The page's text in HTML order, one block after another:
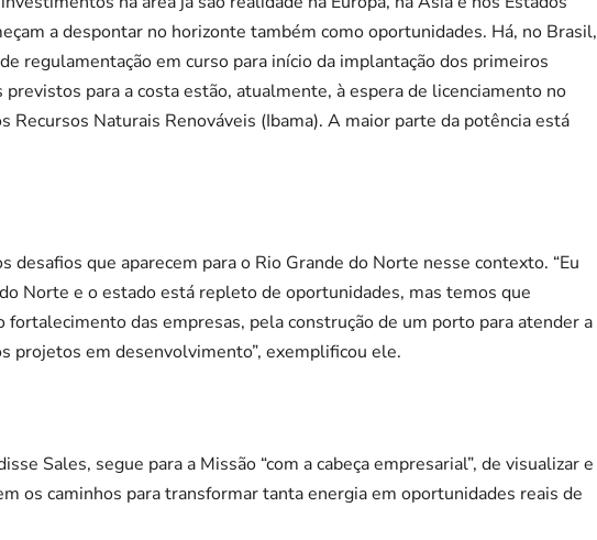
a despontar no horizonte também como oportunidades. Há, no Brasil,
regulamentação em curso para início da implantação dos primeiros
para a costa estão, atualmente, à espera de licenciamento no
Naturais Renováveis (Ibama). A maior parte da potência está
desafios que aparecem para o Rio Grande do Norte nesse contexto. “Eu
Norte e o estado está repleto de oportunidades, mas temos que
das empresas, pela construção de um porto para atender a
projetos em desenvolvimento”, exemplificou ele.
Sales, segue para a Missão “com a cabeça empresarial”, de visualizar e
os caminhos para transformar tanta energia em oportunidades reais de